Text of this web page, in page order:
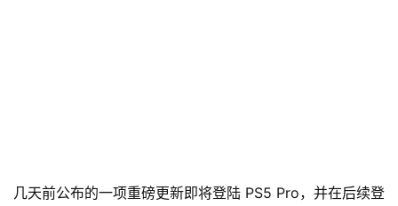
几天前公布的一项重磅更新即将登陆 PS5 Pro，并在后续登